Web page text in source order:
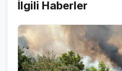
İlgili Haberler